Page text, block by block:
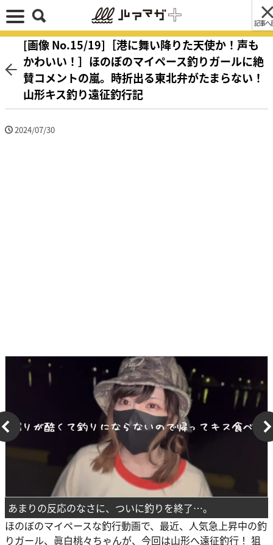
記事へ
[画像 No.15/19]［港に舞い降りた天使か！声も
かわいい！］ほのぼのマイペース釣りガールに絶
賛コメントの嵐。時折出る東北弁がたまらない！
山形キス釣り遠征釣行記
2024/07/30
あまりの反応のなさに、ついに釣りを終了…。
ほのぼのマイペースな釣行動画で、最近、人気急上昇中の釣
りガール、眞白桃々ちゃんが、今回は山形へ遠征釣行！ 狙